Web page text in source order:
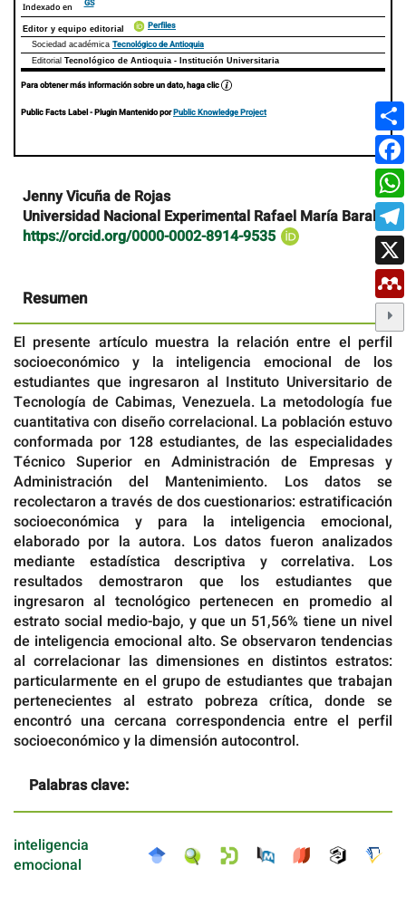
Indexado en GS
Editor y equipo editorial Perfiles
Sociedad académica Tecnológico de Antioquia
Editorial Tecnológico de Antioquia - Institución Universitaria
Para obtener más información sobre un dato, haga clic
Public Facts Label- Plugin Mantenido porPublic Knowledge Project
Contenido
principal
del
artículo
Jenny Vicuña de Rojas
Universidad Nacional Experimental Rafael María Baralt
https://orcid.org/0000-0002-8914-9535
Resumen
El presente artículo muestra la relación entre el perfil
socioeconómico y la inteligencia emocional de los
estudiantes que ingresaron al Instituto Universitario de
Tecnología de Cabimas, Venezuela. La metodología fue
cuantitativa con diseño correlacional. La población estuvo
conformada por 128 estudiantes, de las especialidades
Técnico Superior en Administración de Empresas y
Administración del Mantenimiento. Los datos se
recolectaron a través de dos cuestionarios: estratificación
socioeconómica y para la inteligencia emocional,
elaborado por la autora. Los datos fueron analizados
mediante estadística descriptiva y correlativa. Los
resultados demostraron que los estudiantes que
ingresaron al tecnológico pertenecen en promedio al
estrato social medio-bajo, y que un 51,56% tiene un nivel
de inteligencia emocional alto. Se observaron tendencias
al correlacionar las dimensiones en distintos estratos:
particularmente en el grupo de estudiantes que trabajan
pertenecientes al estrato pobreza crítica, donde se
encontró una cercana correspondencia entre el perfil
socioeconómico y la dimensión autocontrol.
Palabras clave:
inteligencia
emocional